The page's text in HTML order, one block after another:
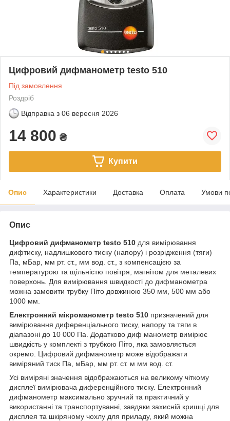
Цифровий дифманометр testo 510
Під замовлення
Роздріб
Відправка з 06 вересня 2026
14 800 ₴
Купити
Опис Характеристики Доставка Оплата Умови
Опис
Цифровий дифманометр testo 510 для вимірювання
дифтиску, надлишкового тиску (напору) і розрідження (тяги)
Па, мБар, мм рт. ст., мм вод. ст., з компенсацією за
температурою та щільністю повітря, магнітом для металевих
поверхонь. Для вимірювання швидкості до дифманометра
можна замовити трубку Піто довжиною 350 мм, 500 мм або
1000 мм.
Електронний мікроманометр testo 510 призначений для
вимірювання диференціального тиску, напору та тяги в
діапазоні до 10 000 Па. Додатково диф манометр вимірює
швидкість у комплекті з трубкою Піто, яка замовляється
окремо. Цифровий дифманометр може відображати
виміряний тиск Па, мБар, мм рт. ст. м мм вод. ст.
Усі виміряні значення відображаються на великому чіткому
дисплеї вимірювача диференційного тиску. Електронний
дифманометр максимально зручний та практичний у
використанні та транспортуванні, завдяки захисній кришці для
дисплея та шкіряному чохлу для приладу, який можна